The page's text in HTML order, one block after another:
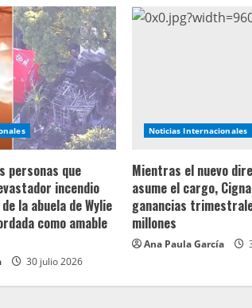
personas que
incendio
la abuela de Wylie
como amable
30 julio 2026
Noticias Internacionales
Mientras el nuevo
asume el cargo,
ganancias
millones
Ana Paula García